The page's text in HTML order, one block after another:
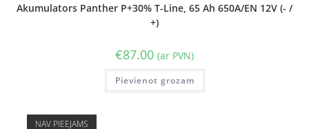
Akumulators Panther P+30% T-Line, 65 Ah 650A/EN 12V (- /
+)
€87.00 (ar PVN)
Pievienot grozam
NAV PIEEJAMS